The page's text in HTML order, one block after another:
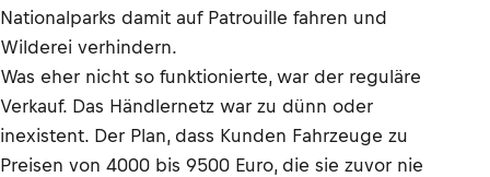
Nationalparks damit auf Patrouille fahren und
Wilderei verhindern.
Was eher nicht so funktionierte, war der reguläre
Verkauf. Das Händlernetz war zu dünn oder
inexistent. Der Plan, dass Kunden Fahrzeuge zu
Preisen von 4000 bis 9500 Euro, die sie zuvor nie